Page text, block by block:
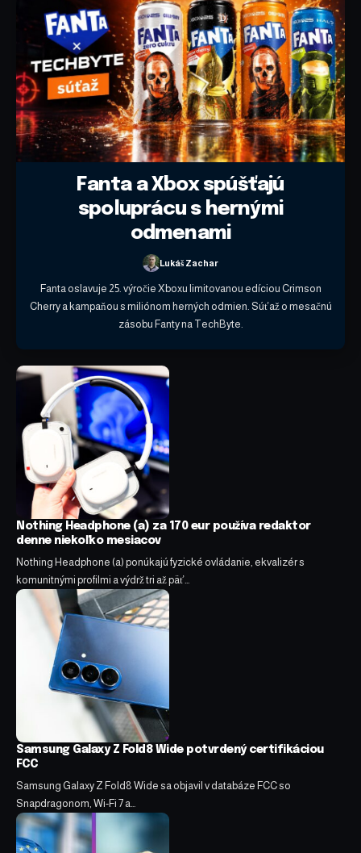
Fanta a Xbox spúšťajú
spoluprácu s hernými
odmenami
Lukáš Zachar
Fanta oslavuje 25. výročie Xboxu limitovanou edíciou Crimson
Cherry a kampaňou s miliónom herných odmien. Súťaž o mesačnú
zásobu Fanty na TechByte.
Nothing Headphone (a) za 170 eur používa redaktor
denne niekoľko mesiacov
Nothing Headphone (a) ponúkajú fyzické ovládanie, ekvalizér s
komunitnými profilmi a výdrž tri až päť…
Samsung Galaxy Z Fold8 Wide potvrdený certifikáciou
FCC
Samsung Galaxy Z Fold8 Wide sa objavil v databáze FCC so
Snapdragonom, Wi-Fi 7 a…